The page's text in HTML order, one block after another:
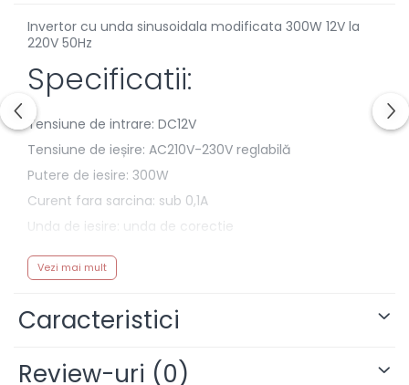
Invertor cu unda sinusoidala modificata 300W 12V la
220V 50Hz
Specificatii:
Tensiune de intrare: DC12V
Tensiune de ieșire: AC210V-230V reglabilă
Putere de iesire: 300W
Curent fara sarcina: sub 0,1A
Unda de iesire: unda de corectie
Frecventa de iesire: 50 Hz
Dimensiune produs: 110*78*36mm
Putere maxima de scurtă durată 300W, putere limită
pentru TV LCD, computere desktop, laptopuri,
încărcare și alimentare a telefonului mobil, iluminat
Vezi mai mult
Caracteristici
Review-uri (0)